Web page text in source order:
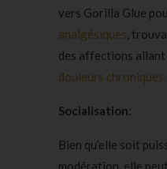
vers Gorilla Glue
analgésiques,
des affections allant
douleurs chroniques.
Socialisation:
Bien qu’elle soit
modération, elle